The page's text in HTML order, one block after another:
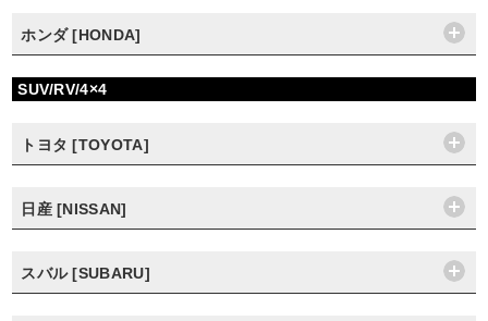
ホンダ [HONDA]
SUV/RV/4×4
トヨタ [TOYOTA]
日産 [NISSAN]
スバル [SUBARU]